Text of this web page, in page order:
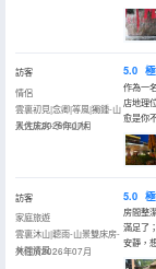
訪客
情侶
雲裏初見|念卿|等風|獨鍾-山
景大床房-予你山林
入住於2026年07月
5.0
作為一
店地理
愈是你
訪客
家庭旅遊
雲裏沐山|聼雨-山景雙床房-
林間清風
入住於2026年07月
5.0
房間整
滿足了
安靜，